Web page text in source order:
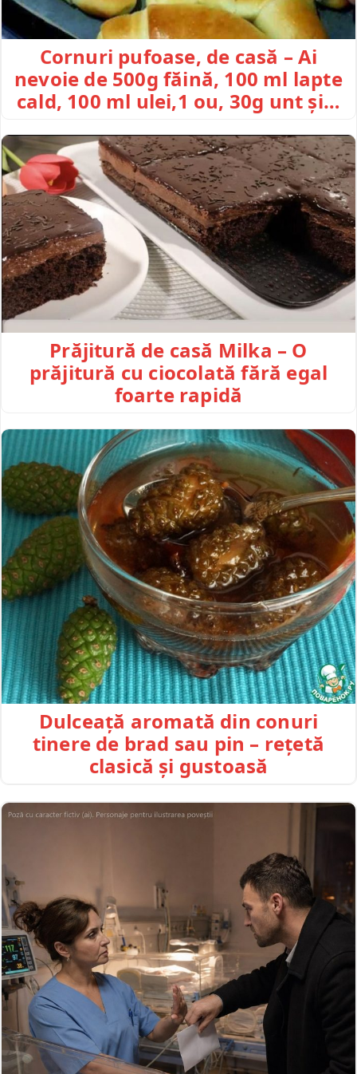
Cornuri pufoase, de casă – Ai
nevoie de 500g făină, 100 ml lapte
cald, 100 ml ulei,1 ou, 30g unt și…
Prăjitură de casă Milka – O
prăjitură cu ciocolată fără egal
foarte rapidă
Dulceață aromată din conuri
tinere de brad sau pin – rețetă
clasică și gustoasă